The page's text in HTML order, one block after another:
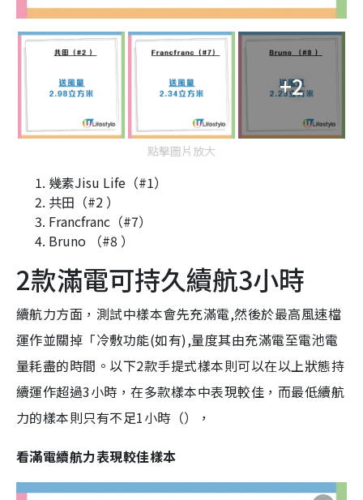
+2
點擊圖片放大
幾素Jisu Life（#1）
共田（#2 ）
Francfranc（#7）
Bruno （#8 ）
2款滿電可持久續航3小時
續航力方面，測試中樣本會先充滿電,然後於最高風速檔
運作並關掉「冷敷功能(如有),量度其由充滿電至電池電
量耗盡的時間。以下2款手提式樣本則可以在以上狀態持
續運作超過3小時，在多款樣本中表現較佳，而最低續航
力的樣本則只有不足1小時（），
看滿電續航力表現較佳樣本